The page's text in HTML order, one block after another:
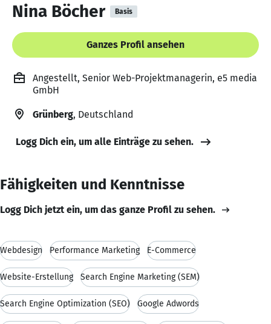
Nina Böcher Basis
Ganzes Profil ansehen
Angestellt, Senior Web-Projektmanagerin, e5 media
GmbH
Grünberg, Deutschland
Logg Dich ein, um alle Einträge zu sehen.
Fähigkeiten und Kenntnisse
Logg Dich jetzt ein, um das ganze Profil zu sehen.
Webdesign Performance Marketing E-Commerce
Website-Erstellung Search Engine Marketing (SEM)
Search Engine Optimization (SEO) Google Adwords